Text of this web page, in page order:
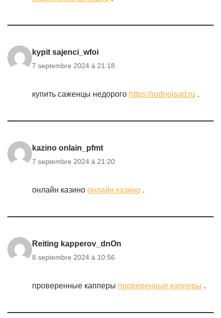
kypit sajenci_wfoi
7 septembre 2024 à 21:18
купить саженцы недорого https://rodnoisad.ru .
kazino onlain_pfmt
7 septembre 2024 à 21:20
онлайн казино онлайн казино .
Reiting kapperov_dnOn
8 septembre 2024 à 10:56
проверенные капперы проверенные капперы .